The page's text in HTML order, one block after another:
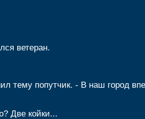
ветеран.
тему попутчик. - В наш город
Две койки...